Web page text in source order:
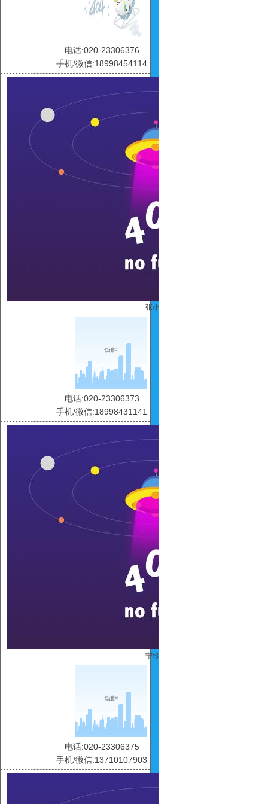
电话:020-23306376
手机/微信:18998454114
张小惠
电话:020-23306373
手机/微信:18998431141
宁珍珍
电话:020-23306375
手机/微信:13710107903